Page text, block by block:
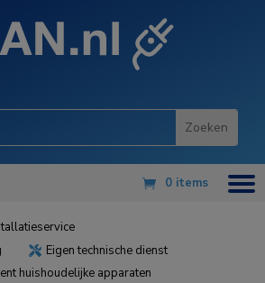
0 items
 Eigen technische dienst
huishoudelijke apparaten